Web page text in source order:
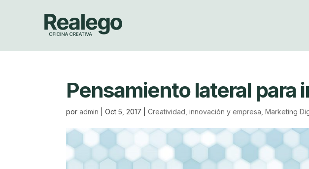
Pensamiento lateral para
poradmin |Oct 5, 2017 |Creatividad, innovación y empresa ,Marketing